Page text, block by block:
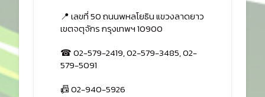
📍 เลขที่ 50 ถนนพหลโยธิน แขวงลาดยาว
เขตจตุจักร กรุงเทพฯ 10900
☎ 02-579-2419, 02-579-3485, 02-
579-5091
📠 02-940-5926